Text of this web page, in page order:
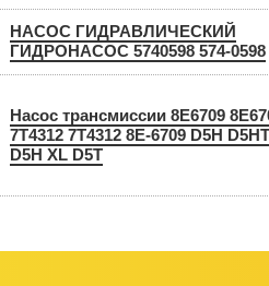
НАСОС ГИДРАВЛИЧЕСКИЙ
ГИДРОНАСОС 5740598 574-0598
Насос трансмиссии 8Е6709
7T4312 7Т4312 8E-6709 D5H
D5H XL D5T